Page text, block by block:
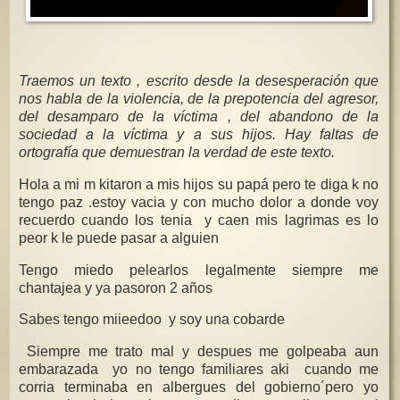
Traemos un texto , escrito desde la desesperación que
nos habla de la violencia, de la prepotencia del agresor,
del desamparo de la víctima , del abandono de la
sociedad a la víctima y a sus hijos. Hay faltas de
ortografía que demuestran la verdad de este texto.
Hola a mi m kitaron a mis hijos su papá pero te diga k no
tengo paz .estoy vacia y con mucho dolor a donde voy
recuerdo cuando los tenia y caen mis lagrimas es lo
peor k le puede pasar a alguien
Tengo miedo pelearlos legalmente siempre me
chantajea y ya pasoron 2 años
Sabes tengo miieedoo y soy una cobarde
Siempre me trato mal y despues me golpeaba aun
embarazada yo no tengo familiares aki cuando me
corria terminaba en albergues del gobierno´pero yo